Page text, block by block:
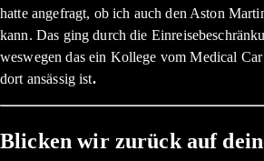
hatte angefragt, ob ich auch den Aston
kann. Das ging durch die
weswegen das ein Kollege vom Medical
dort ansässig ist.
Blicken wir zurück auf